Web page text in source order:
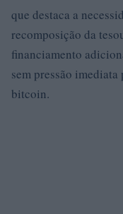
que destaca a
recomposição da
financiamento
sem pressão
bitcoin.